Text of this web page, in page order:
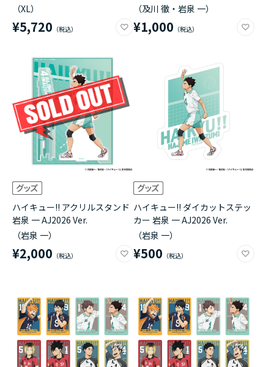
（XL）
¥5,720
（及川 徹・岩泉 一）
¥1,000
ハイキュー!! アクリルスタンド
岩泉 一 AJ2026 Ver.
（岩泉 一）
¥2,000
ハイキュー!! ダイカットステッ
カー 岩泉 一 AJ2026 Ver.
（岩泉 一）
¥500